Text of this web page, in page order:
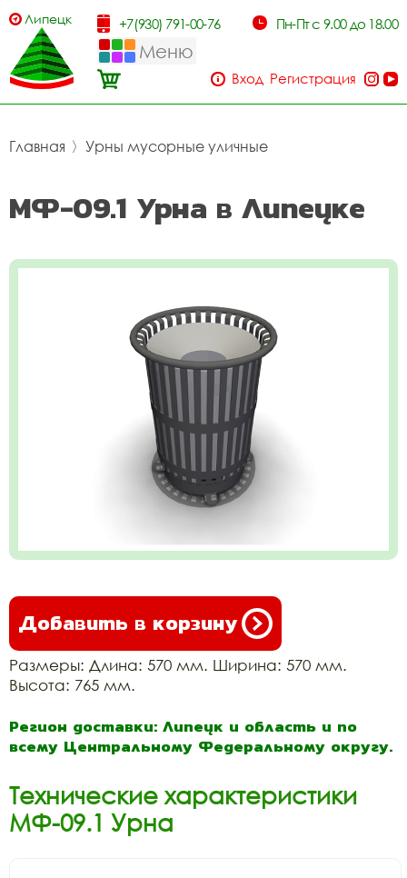
Липецк +7(930) 791-00-76 Пн-Пт с 9.00 до 18.00
Меню
Вход Регистрация
Главная 〉 Урны мусорные уличные
МФ-09.1 Урна в Липецке
Добавить в корзину
Размеры: Длина: 570 мм. Ширина: 570 мм.
Высота: 765 мм.
Регион доставки: Липецк и область и по
всему Центральному Федеральному округу.
Технические характеристики
МФ-09.1 Урна